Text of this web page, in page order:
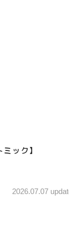
ック】
2026.07.07